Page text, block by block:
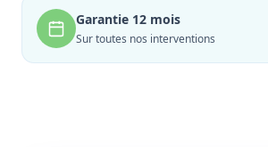
Garantie 12 mois
Sur toutes nos interventions